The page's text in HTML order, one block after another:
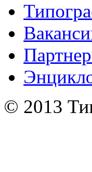
© 2013